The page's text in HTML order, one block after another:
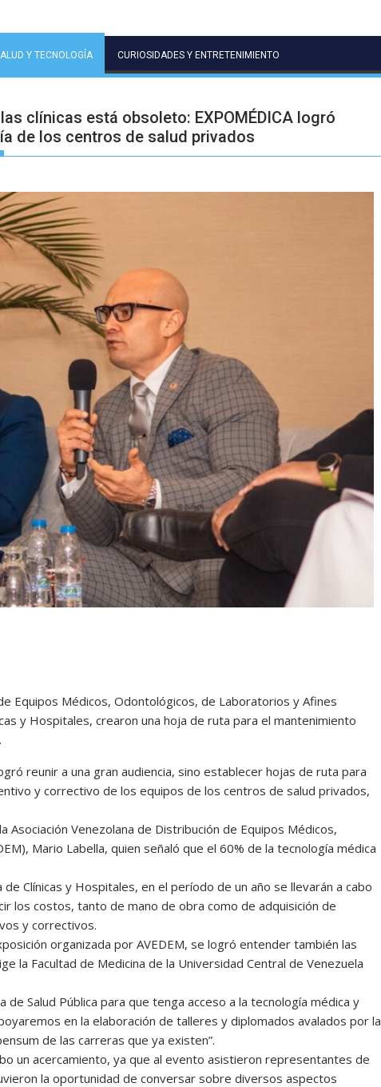
Y TECNOLOGÍA CURIOSIDADES Y ENTRETENIMIENTO
clínicas está obsoleto: EXPOMÉDICA logró
de los centros de salud privados
Equipos Médicos, Odontológicos, de Laboratorios y Afines
y Hospitales, crearon una hoja de ruta para el mantenimiento
reunir a una gran audiencia, sino establecer hojas de ruta para
y correctivo de los equipos de los centros de salud privados,
Asociación Venezolana de Distribución de Equipos Médicos,
Mario Labella, quien señaló que el 60% de la tecnología médica
Clínicas y Hospitales, en el período de un año se llevarán a cabo
los costos, tanto de mano de obra como de adquisición de
y correctivos.
organizada por AVEDEM, se logró entender también las
la Facultad de Medicina de la Universidad Central de Venezuela
Salud Pública para que tenga acceso a la tecnología médica y
en la elaboración de talleres y diplomados avalados por la
de las carreras que ya existen”.
un acercamiento, ya que al evento asistieron representantes de
la oportunidad de conversar sobre diversos aspectos